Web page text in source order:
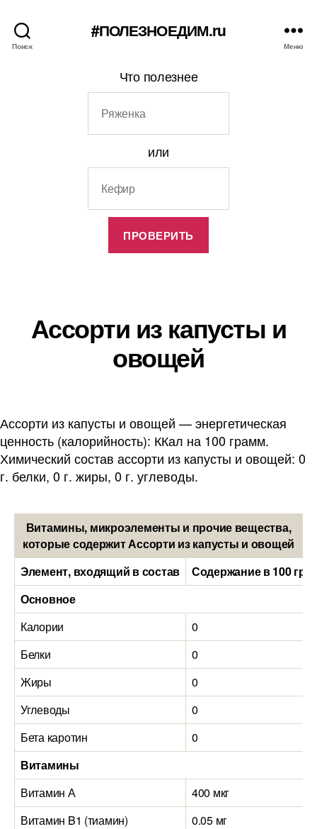
Поиск
#ПОЛЕЗНОЕДИМ.ru
Меню
Что полезнее
или
Ассорти из капусты и
овощей
Ассорти из капусты и овощей — энергетическая
ценность (калорийность): ККал на 100 грамм.
Химический состав ассорти из капусты и овощей: 0
г. белки, 0 г. жиры, 0 г. углеводы.
Витамины, микроэлементы и прочие вещества,
которые содержит Ассорти из капусты и овощей
Элемент, входящий в состав
Содержание в 100
Основное
Калории
0
Белки
0
Жиры
0
Углеводы
0
Бета каротин
0
Витамины
Витамин А
400 мкг
Витамин B1 (тиамин)
0.05 мг